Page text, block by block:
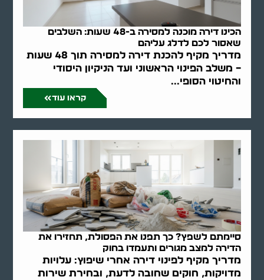
הכינו דירה מוכנה למסירה ב-48 שעות: השלבים
שאסור לכם לדלג עליהם
מדריך מקיף להכנת דירה למסירה תוך 48 שעות
– משלב הפינוי הראשוני ועד הניקיון היסודי
והחיטוי הסופי...
קראו עוד
סיימתם לשפץ? כך תפנו את הפסולת, תחזירו את
הדירה למצב מגורים ותעמדו בחוק
מדריך מקיף לפינוי דירה אחרי שיפוץ: עלויות
מדויקות, חוקים שחובה לדעת, ובחירת שירות